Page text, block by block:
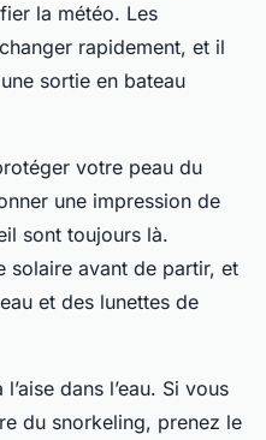
la météo. Les
rapidement, et il
sortie en bateau
votre peau du
une impression de
sont toujours là.
solaire avant de partir, et
et des lunettes de
dans l’eau. Si vous
du snorkeling, prenez le